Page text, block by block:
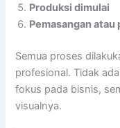
Produksi dimulai
Pemasangan atau
Semua proses
profesional. Tidak
fokus pada bisnis,
visualnya.